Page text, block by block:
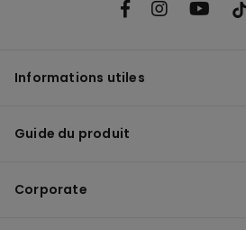
Informations utiles
Guide du produit
Corporate